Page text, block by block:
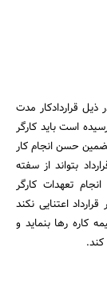
ذیل قراردادکار مدت
است باید کارگر
حسن انجام کار
بتواند از سفته
تعهدات کارگر
اعتنایی نکند
کاره رها بنماید و